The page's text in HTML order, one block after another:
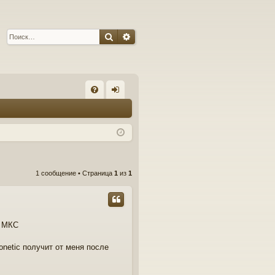
ПоискРасширенный поиск
Q д
1 сообщение • Страница 1 из 1
МКС
получит от меня после